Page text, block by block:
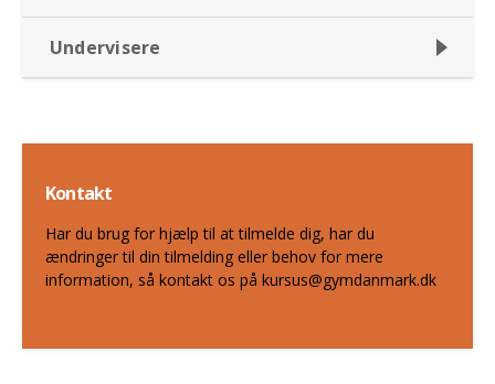
Undervisere
Kontakt
Har du brug for hjælp til at tilmelde dig, har du
ændringer til din tilmelding eller behov for mere
information, så kontakt os på kursus@gymdanmark.dk